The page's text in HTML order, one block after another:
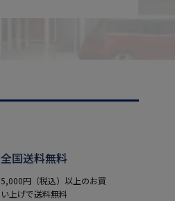
全国送料無料
5,000円（税込）以上のお買
い上げで送料無料